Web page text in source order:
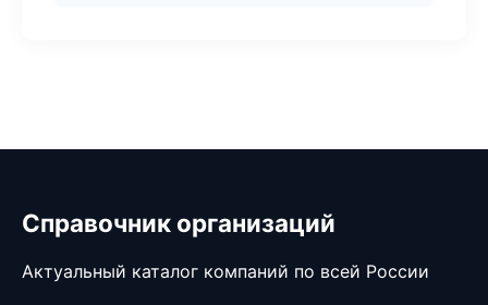
Справочник организаций
Актуальный каталог компаний по всей России